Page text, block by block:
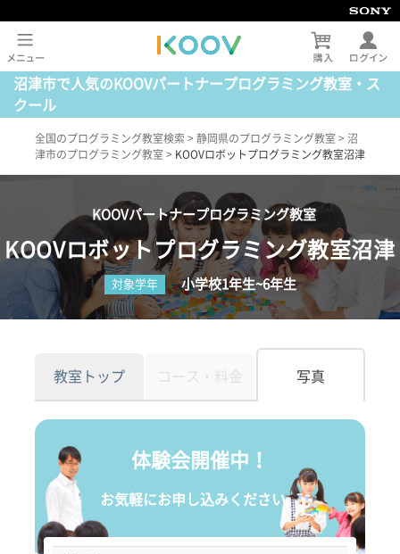
沼津市で人気のKOOVパートナープログラミング教室・ス
クール
全国のプログラミング教室検索 > 静岡県のプログラミング教室 > 沼
津市のプログラミング教室 > KOOVロボットプログラミング教室沼津
KOOVパートナープログラミング教室
KOOVロボットプログラミング教室沼津
対象学年 小学校1年生~6年生
教室トップ コース・料金 写真
体験会開催中！
お気軽にお申し込みください。